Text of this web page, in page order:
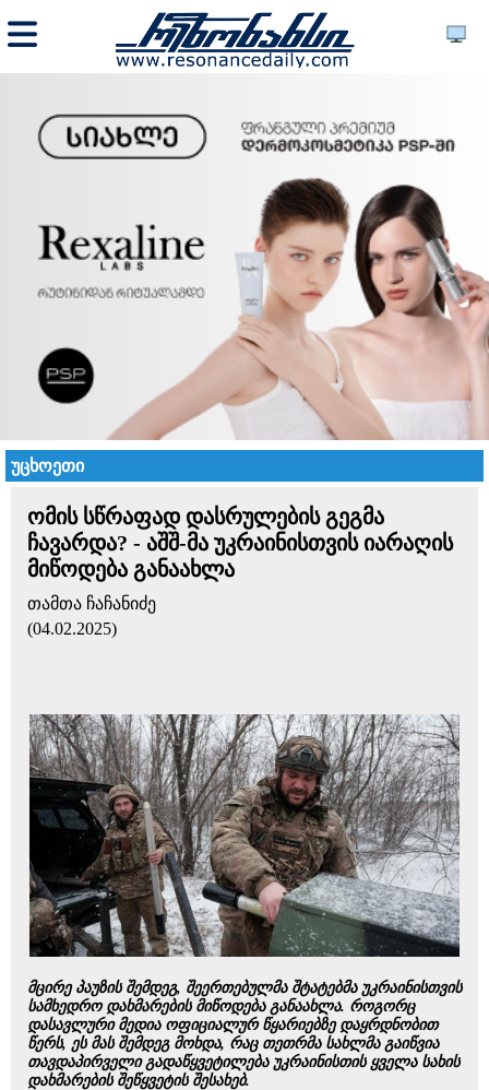
უცხოეთი
ომის სწრაფად დასრულების გეგმა
ჩავარდა? - აშშ-მა უკრაინისთვის იარაღის
მიწოდება განაახლა
თამთა ჩაჩანიძე
(04.02.2025)
მცირე პაუზის შემდეგ, შეერთებულმა შტატებმა უკრაინისთვის
სამხედრო დახმარების მიწოდება განაახლა. როგორც
დასავლური მედია ოფიციალურ წყარიებზე დაყრდნობით
წერს, ეს მას შემდეგ მოხდა, რაც თეთრმა სახლმა გაიწვია
თავდაპირველი გადაწყვეტილება უკრაინისთის ყველა სახის
დახმარების შეწყვეტის შესახებ.